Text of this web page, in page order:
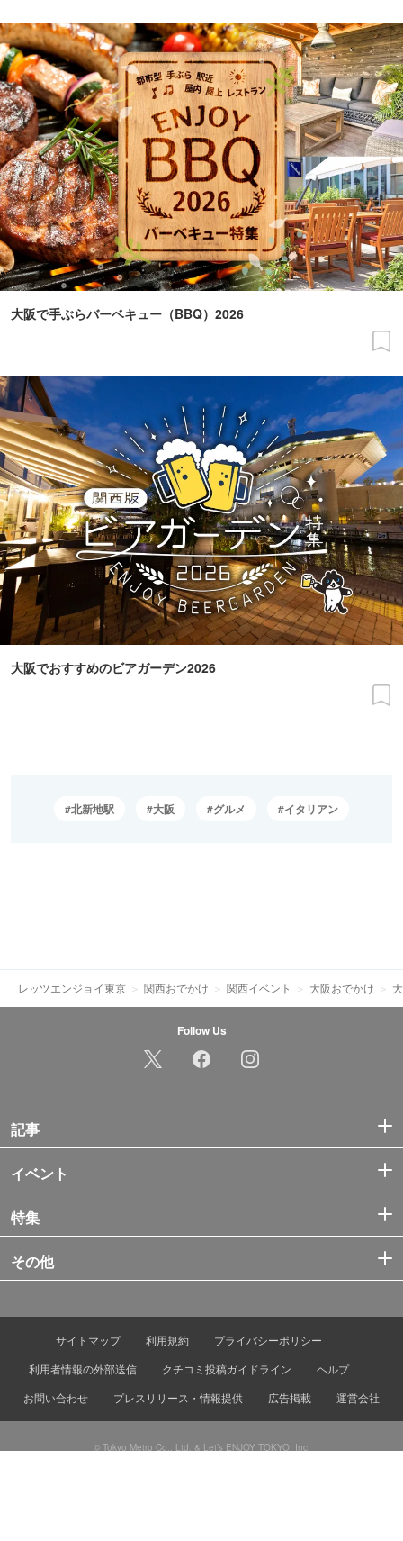
大阪で手ぶらバーベキュー（BBQ）2026
大阪でおすすめのビアガーデン2026
北新地駅 大阪 グルメ イタリアン
レッツエンジョイ東京 関西おでかけ 関西イベント 大阪おでかけ
Follow Us
記事
イベント
特集
その他
サイトマップ 利用規約
プライバシーポリシー
利用者情報の外部送信
クチコミ投稿ガイドライン
ヘルプ
お問い合わせ
プレスリリース・情報提供 広告掲載 運営会社
© Tokyo Metro Co., Ltd. & Let’s ENJOY TOKYO, Inc.